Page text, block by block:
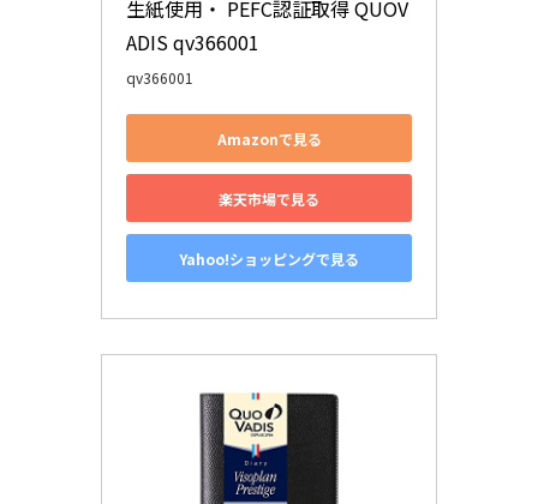
生紙使用・ PEFC認証取得 QUOV
ADIS qv366001
qv366001
Amazonで見る
楽天市場で見る
Yahoo!ショッピングで見る